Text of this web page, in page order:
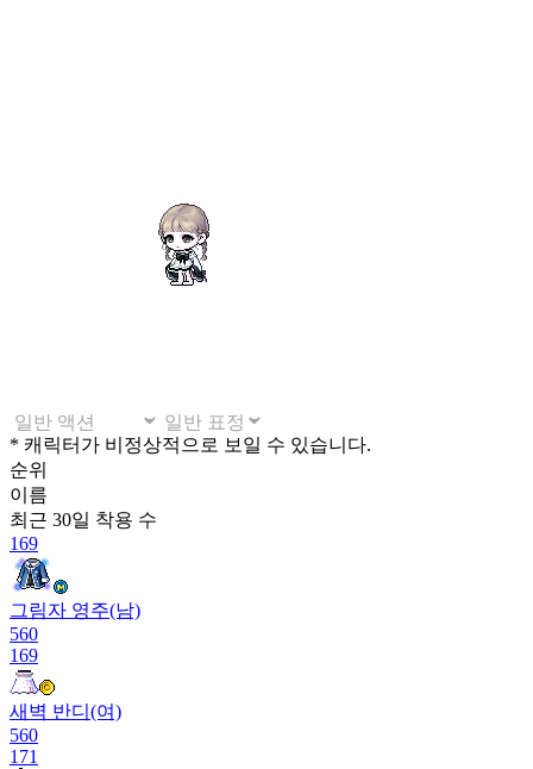
* 캐릭터가 비정상적으로 보일 수 있습니다.
순위
이름
최근 30일 착용 수
169
그림자 영주(남)
560
169
새벽 반디(여)
560
171